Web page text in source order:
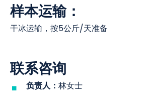
样本运输：
干冰运输，按5公斤/天准备
联系咨询
负责人： 林女士